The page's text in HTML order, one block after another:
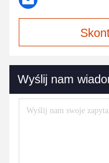
Wyślij nam